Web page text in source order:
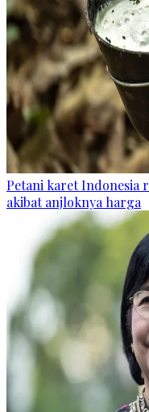
Petani karet Indonesia
akibat anjloknya harga